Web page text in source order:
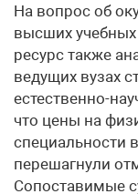
На вопрос об
высших
ресурс также
ведущих вузах
естественно-
что цены на
специальности
перешагнули
Сопоставимые